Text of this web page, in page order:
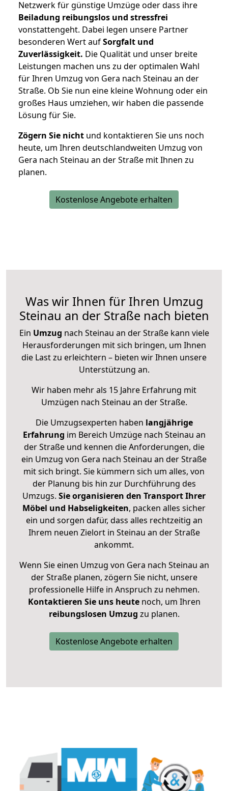
Netzwerk für günstige Umzüge oder dass ihre
Beiladung reibungslos und stressfrei
vonstattengeht. Dabei legen unsere Partner
besonderen Wert aufSorgfalt und
Zuverlässigkeit. Die Qualität und unser breite
Leistungen machen uns zu der optimalen Wahl
für Ihren Umzug von Gera nach Steinau an der
Straße. Ob Sie nun eine kleine Wohnung oder ein
großes Haus umziehen, wir haben die passende
Lösung für Sie.
Zögern Sie nicht und kontaktieren Sie uns noch
heute, um Ihren deutschlandweiten Umzug von
Gera nach Steinau an der Straße mit Ihnen zu
planen.
Kostenlose Angebote erhalten
Was wir Ihnen für Ihren Umzug
Steinau an der Straße nach bieten
Ein Umzug nach Steinau an der Straße kann viele
Herausforderungen mit sich bringen, um Ihnen
die Last zu erleichtern – bieten wir Ihnen unsere
Unterstützung an.
Wir haben mehr als 15 Jahre Erfahrung mit
Umzügen nach Steinau an der Straße.
Die Umzugsexperten haben langjährige
Erfahrung im Bereich Umzüge nach Steinau an
der Straße und kennen die Anforderungen, die
ein Umzug von Gera nach Steinau an der Straße
mit sich bringt. Sie kümmern sich um alles, von
der Planung bis hin zur Durchführung des
Umzugs. Sie organisieren den Transport Ihrer
Möbel und Habseligkeiten, packen alles sicher
ein und sorgen dafür, dass alles rechtzeitig an
Ihrem neuen Zielort in Steinau an der Straße
ankommt.
Wenn Sie einen Umzug von Gera nach Steinau an
der Straße planen, zögern Sie nicht, unsere
professionelle Hilfe in Anspruch zu nehmen.
Kontaktieren Sie uns heutenoch, um Ihren
reibungslosen Umzug zu planen.
Kostenlose Angebote erhalten